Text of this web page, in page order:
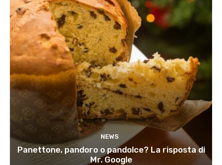
NEWS
Panettone, pandoro o pandolce? La risposta di
Mr. Google